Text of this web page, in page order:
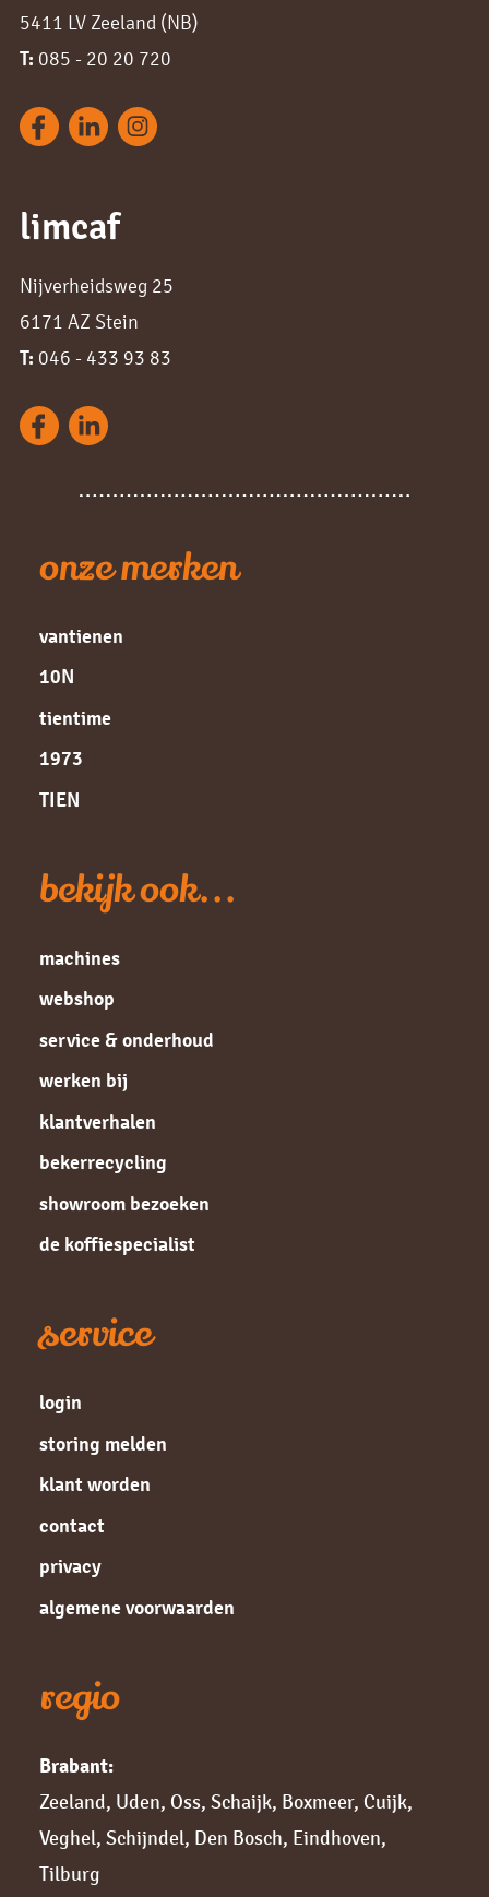
5411 LV Zeeland (NB)
T: 085 - 20 20 720
limcaf
Nijverheidsweg 25
6171 AZ Stein
T: 046 - 433 93 83
onze merken
vantienen
10N
tientime
1973
TIEN
bekijk ook...
machines
webshop
service & onderhoud
werken bij
klantverhalen
bekerrecycling
showroom bezoeken
de koffiespecialist
service
login
storing melden
klant worden
contact
privacy
algemene voorwaarden
regio
Brabant:
Zeeland, Uden, Oss, Schaijk, Boxmeer, Cuijk,
Veghel, Schijndel, Den Bosch, Eindhoven,
Tilburg